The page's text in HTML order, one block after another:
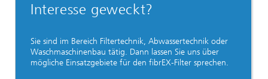
Interesse geweckt?
Sie sind im Bereich Filtertechnik, Abwassertechnik oder
Waschmaschinenbau tätig. Dann lassen Sie uns über
mögliche Einsatzgebiete für den fibrEX-Filter sprechen.